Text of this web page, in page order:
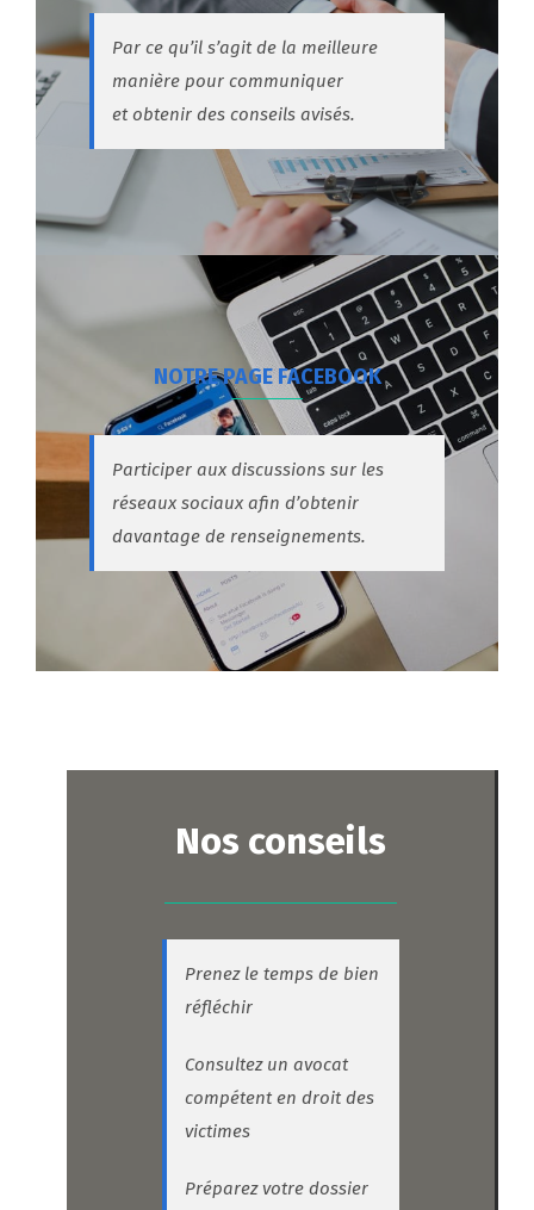
Par ce qu’il s’agit de la meilleure
manière pour communiquer
et obtenir des conseils avisés.
NOTRE PAGE FACEBOOK
Participer aux discussions sur les
réseaux sociaux afin d’obtenir
davantage de renseignements.
Nos conseils
Prenez le temps de bien
réfléchir
Consultez un avocat
compétent en droit des
victimes
Préparez votre dossier